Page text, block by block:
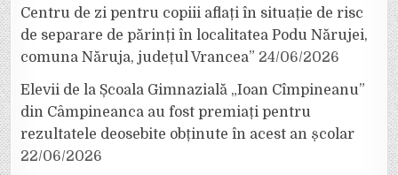
Centru de zi pentru copiii aflați în situație de risc
de separare de părinți în localitatea Podu Nărujei,
comuna Năruja, județul Vrancea” 24/06/2026
Elevii de la Școala Gimnazială „Ioan Cîmpineanu”
din Câmpineanca au fost premiați pentru
rezultatele deosebite obținute în acest an școlar
22/06/2026